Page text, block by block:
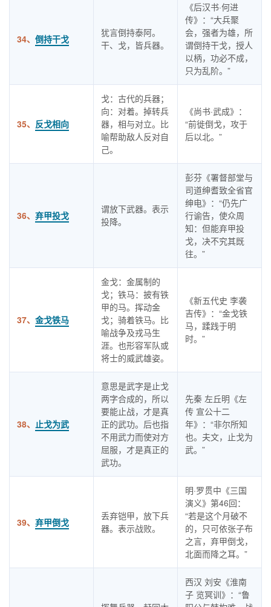
34、 倒持干戈
犹言倒持泰阿。
干、戈，皆兵器。
《后汉书·何进
传》：“大兵聚
会，强者为雄，所
谓倒持干戈，授人
以柄，功必不成，
只为乱阶。”
35、 反戈相向
戈：古代的兵器；
向：对着。掉转兵
器，相与对立。比
喻帮助敌人反对自
己。
《尚书·武成》：
“前徙倒戈，攻于
后以北。”
36、 弃甲投戈
谓放下武器。表示
投降。
彭芬《署督部堂与
司道绅耆致全省官
绅电》：“仍先广
行谕告，使众周
知：但能弃甲投
戈，决不究其既
往。”
37、 金戈铁马
金戈：金属制的
戈；铁马：披有铁
甲的马。挥动金
戈；骑着铁马。比
喻战争及戎马生
涯。也形容军队或
将士的威武雄姿。
《新五代史 李袭
吉传》：“金戈铁
马，蹂践于明
时。”
38、 止戈为武
意思是武字是止戈
两字合成的，所以
要能止战，才是真
正的武功。后也指
不用武力而使对方
屈服，才是真正的
武功。
先秦 左丘明《左
传 宣公十二
年》：“非尔所知
也。夫文，止戈为
武。”
39、 弃甲倒戈
丢弃铠甲，放下兵
器。表示战败。
明·罗贯中《三国
演义》第46回：
“若是这个月破不
的，只可依张子布
之言，弃甲倒戈，
北面而降之耳。”
西汉 刘安《淮南
子 览冥训》：“鲁